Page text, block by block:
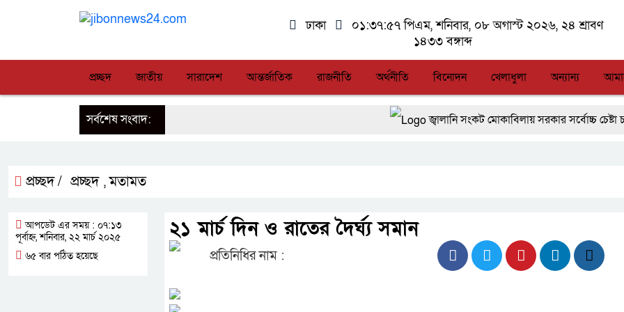
ঢাকা ০১:৩৭:৫৭ পিএম, শনিবার, ০৮ অগাস্ট ২০২৬, ২৪ শ্রাবণ
১৪৩৩ বঙ্গাব্দ
প্রচ্ছদ জাতীয় সারাদেশ আন্তর্জাতিক রাজনীতি অর্থনীতি বিনোদন খেলাধুলা অন্যান্য
সর্বশেষ সংবাদ: জ্বালানি সংকট মোকাবিলায় সরকার সর্বোচ্চ চেষ্টা চালিয়ে
আত-তানযীল ইনস্টিটিউট চট্টগ্রাম দুবছর পেরিয়ে
ফ্যাসিবাদবিরোধী আন্দোলনে হত্যাকাণ্ডের বিচার হবে
প্রচ্ছদ / প্রচ্ছদ ,মতামত
২১ মার্চ দিন ও রাতের দৈর্ঘ্য সমান
প্রতিনিধির নাম :
আপডেট এর সময় : ০৭:১৩
পূর্বাহ্ন, শনিবার, ২২ মার্চ ২০২৫
৬৫ বার পঠিত হয়েছে